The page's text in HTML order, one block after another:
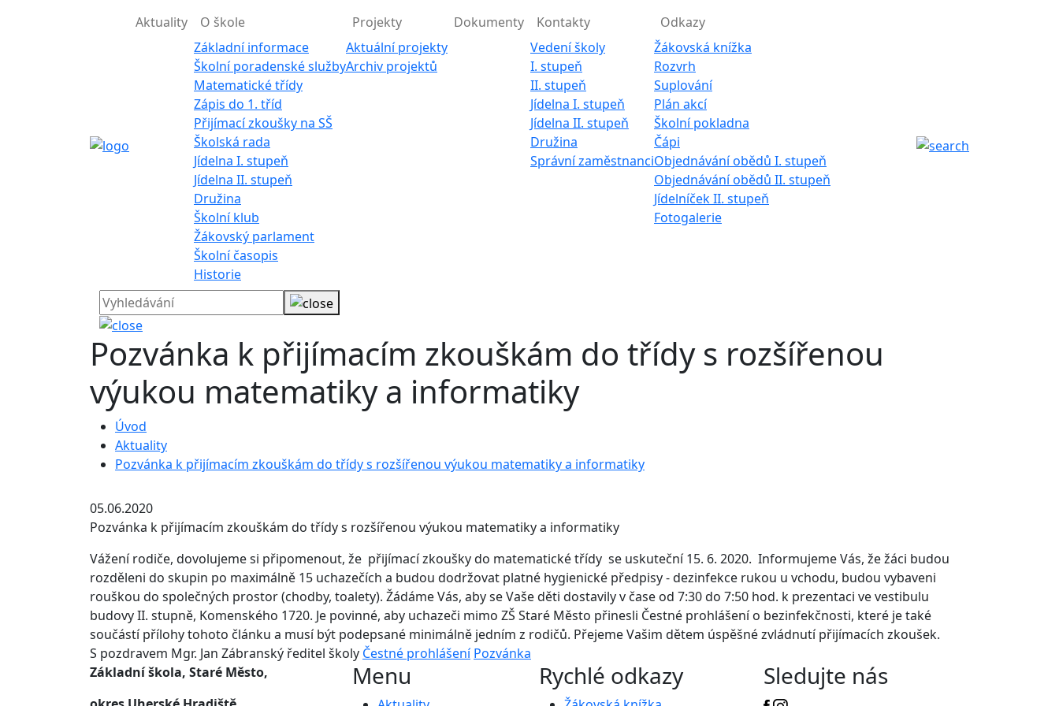
Aktuality
O škole
Základní informace
Školní poradenské služby
Matematické třídy
Zápis do 1. tříd
Přijímací zkoušky na SŠ
Školská rada
Jídelna I. stupeň
Jídelna II. stupeň
Družina
Školní klub
Žákovský parlament
Školní časopis
Historie
Projekty
Aktuální projekty
Archiv projektů
Dokumenty
Kontakty
Vedení školy
I. stupeň
II. stupeň
Jídelna I. stupeň
Jídelna II. stupeň
Družina
Správní zaměstnanci
Odkazy
Žákovská knížka
Rozvrh
Suplování
Plán akcí
Školní pokladna
Čápi
Objednávání obědů I. stupeň
Objednávání obědů II. stupeň
Jídelníček II. stupeň
Fotogalerie
Pozvánka k přijímacím zkouškám do třídy s rozšířenou
výukou matematiky a informatiky
Úvod
Aktuality
Pozvánka k přijímacím zkouškám do třídy s rozšířenou výukou matematiky a informatiky
05.06.2020
Pozvánka k přijímacím zkouškám do třídy s rozšířenou výukou matematiky a informatiky
Vážení rodiče, dovolujeme si připomenout, že přijímací zkoušky do matematické třídy se uskuteční 15. 6. 2020. Informujeme Vás, že žáci budou
rozděleni do skupin po maximálně 15 uchazečích a budou dodržovat platné hygienické předpisy - dezinfekce rukou u vchodu, budou vybaveni
rouškou do společných prostor (chodby, toalety). Žádáme Vás, aby se Vaše děti dostavily v čase od 7:30 do 7:50 hod. k prezentaci ve vestibulu
budovy II. stupně, Komenského 1720. Je povinné, aby uchazeči mimo ZŠ Staré Město přinesli Čestné prohlášení o bezinfekčnosti, které je také
součástí přílohy tohoto článku a musí být podepsané minimálně jedním z rodičů. Přejeme Vašim dětem úspěšné zvládnutí přijímacích zkoušek.
S pozdravem Mgr. Jan Zábranský ředitel školy Čestné prohlášení Pozvánka
Základní škola, Staré Město,
Menu Rychlé odkazy Sledujte nás